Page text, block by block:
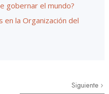
gobernar el mundo?
en la Organización del
Siguiente